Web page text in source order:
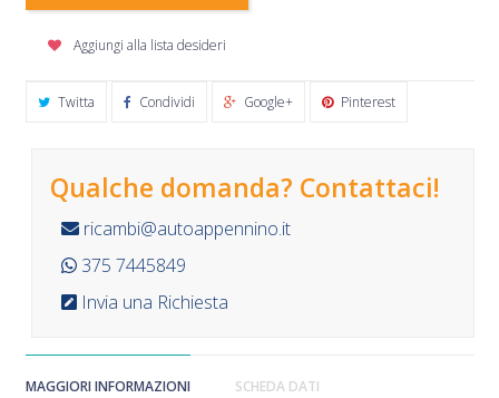
Aggiungi alla lista desideri
Twitta Condividi Google+ Pinterest
Qualche domanda? Contattaci!
ricambi@autoappennino.it
375 7445849
Invia una Richiesta
MAGGIORI INFORMAZIONI SCHEDA DATI